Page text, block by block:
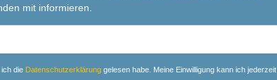
mit informieren.
die Daten­schutz­erklärunggelesen habe. Meine Einwilligung kann ich jederzeit